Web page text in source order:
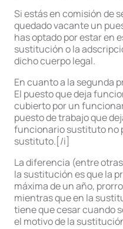
Si estás en comisión de
quedado vacante un
has optado por estar en
sustitución o la
dicho cuerpo legal.
En cuanto a la segunda
El puesto que deja
cubierto por un
puesto de trabajo que
funcionario sustituto no
sustituto.[/i]
La diferencia (entre
la sustitución es que la
máxima de un año,
mientras que en la
tiene que cesar cuando
el motivo de la